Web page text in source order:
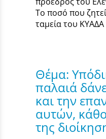
Το ποσό που
ταμεία του
Θέμα:
παλαιά
και την
αυτών,
της